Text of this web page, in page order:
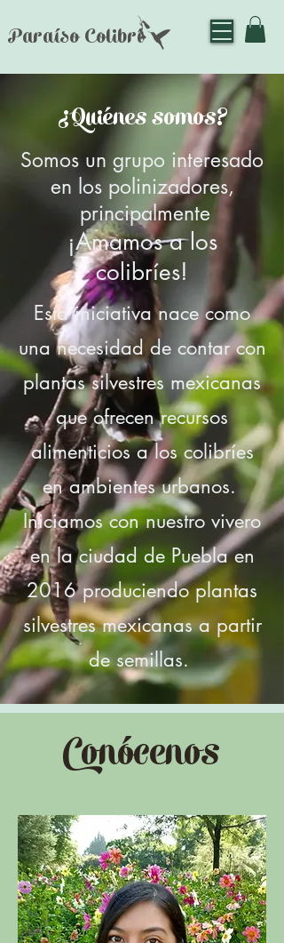
Paraíso Colibrí
¿Quiénes somos?
Somos un grupo interesado
en los polinizadores,
principalmente
¡Amamos a los
colibríes!
Esta iniciativa nace como
una necesidad de contar con
plantas silvestres mexicanas
que ofrecen recursos
alimenticios a los colibríes
en ambientes urbanos.
Iniciamos con nuestro vivero
en la ciudad de Puebla en
2016 produciendo plantas
silvestres mexicanas a partir
de semillas.
Conócenos